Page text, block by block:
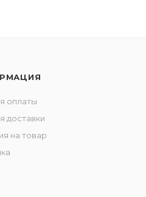
оплаты
доставки
на товар